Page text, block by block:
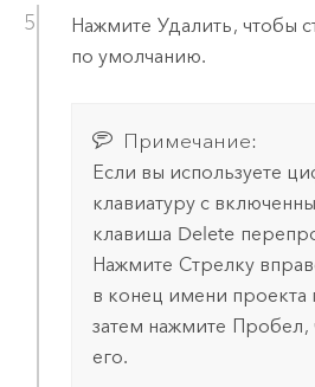
Нажмите Удалить, чтобы
по умолчанию.
Примечание:
Если вы используете
клавиатуру с
клавиша Delete
Нажмите Стрелку
в конец имени проекта
затем нажмите Пробел,
его.